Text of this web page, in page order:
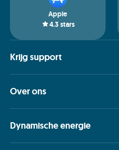
Apple
4.3 stars
Krijg support
Over ons
Dynamische energie